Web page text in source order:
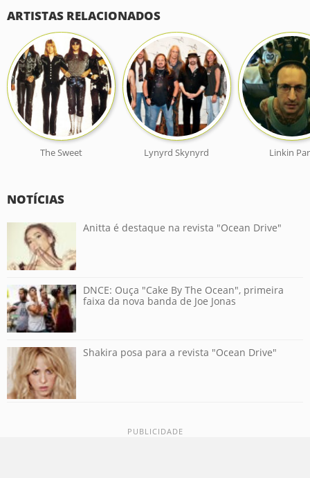
ARTISTAS RELACIONADOS
The Sweet Lynyrd Skynyrd Linkin
NOTÍCIAS
Anitta é destaque na revista "Ocean Drive"
DNCE: Ouça "Cake By The Ocean", primeira
faixa da nova banda de Joe Jonas
Shakira posa para a revista "Ocean Drive"